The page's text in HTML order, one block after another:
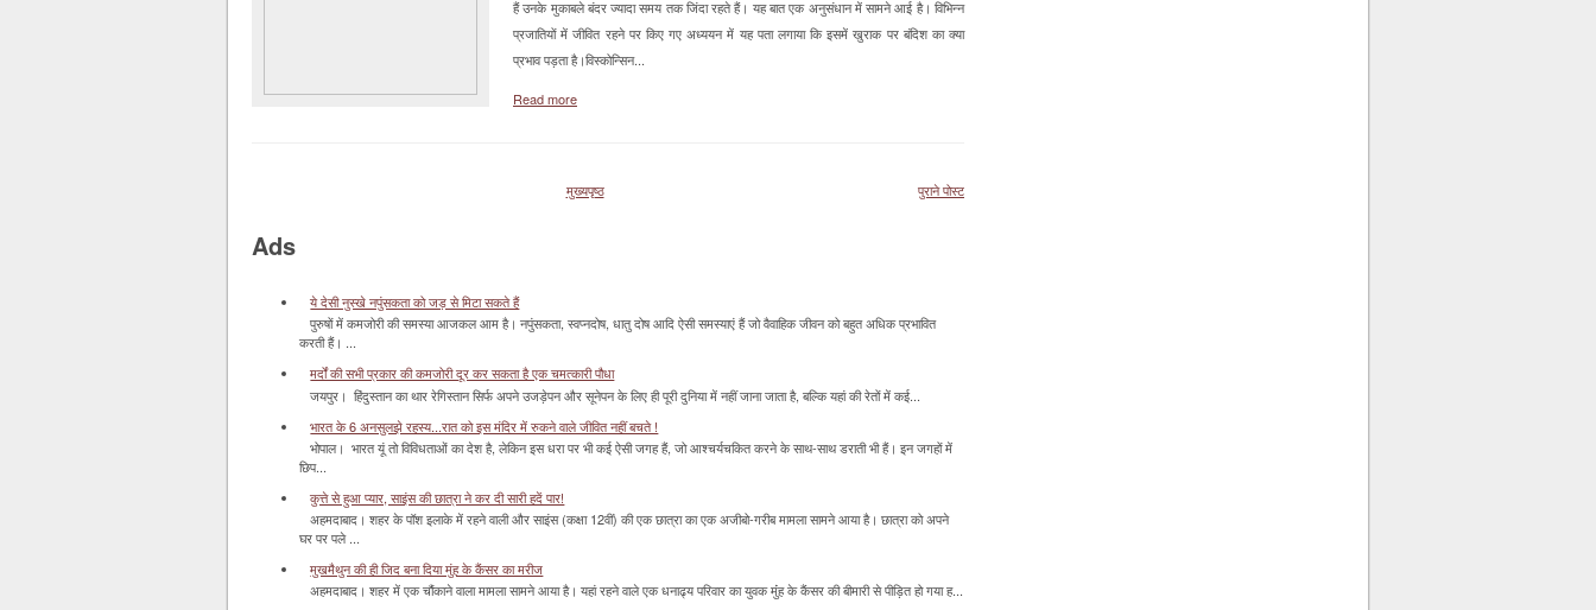
हैं उनके मुकाबले बंदर ज्यादा समय तक जिंदा रहते हैं। यह बात एक अनुसंधान में सामने आई है। विभिन्न
प्रजातियों में जीवित रहने पर किए गए अध्ययन में यह पता लगाया कि इसमें खुराक पर बंदिश का क्या
प्रभाव पड़ता है।विस्कोन्सिन...
Read more
पुराने पोस्ट
मुख्यपृष्ठ
Ads
ये देसी नुस्खे नपुंसकता को जड़ से मिटा सकते हैं
पुरुषों में कमजोरी की समस्या आजकल आम है। नपुंसकता, स्वप्नदोष, धातु दोष आदि ऐसी समस्याएं हैं जो वैवाहिक जीवन को बहुत अधिक प्रभावित
करती हैं। ...
मर्दों की सभी प्रकार की कमजोरी दूर कर सकता है एक चमत्‍कारी पौधा
जयपुर। हिंदुस्‍तान का थार रेगिस्‍तान सिर्फ अपने उजड़ेपन और सूनेपन के लिए ही पूरी दुनिया में नहीं जाना जाता है, बल्कि यहां की रेतों में कई...
भारत के 6 अनसुलझे रहस्य...रात को इस मंदिर में रुकने वाले जीवित नहीं बचते !
भोपाल। भारत यूं तो विविधताओं का देश है, लेकिन इस धरा पर भी कई ऐसी जगह हैं, जो आश्चर्यचकित करने के साथ-साथ डराती भी हैं। इन जगहों में
छिप...
कुत्ते से हुआ प्यार, साइंस की छात्रा ने कर दी सारी हदें पार!
अहमदाबाद। शहर के पॉश इलाके में रहने वाली और साइंस (कक्षा 12वीं) की एक छात्रा का एक अजीबो-गरीब मामला सामने आया है। छात्रा को अपने
घर पर पले ...
मुखमैथुन की ही जिद बना दिया मुंह के कैंसर का मरीज
अहमदाबाद। शहर में एक चौंकाने वाला मामला सामने आया है। यहां रहने वाले एक धनाढ्य परिवार का युवक मुंंह के कैंसर की बीमारी से पीड़ित हो गया ह...